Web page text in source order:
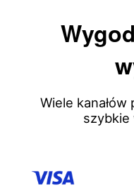
Wiele kanałów
szybkie